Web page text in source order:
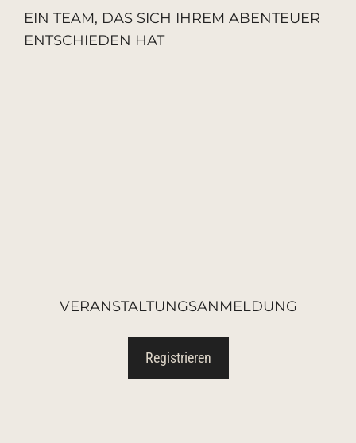
EIN TEAM, DAS SICH IHREM ABENTEUER
ENTSCHIEDEN HAT
VERANSTALTUNGSANMELDUNG
Registrieren